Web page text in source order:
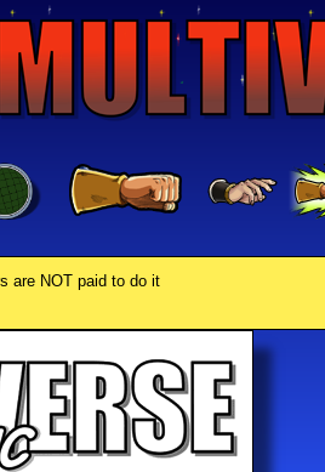
are NOT paid to do it.